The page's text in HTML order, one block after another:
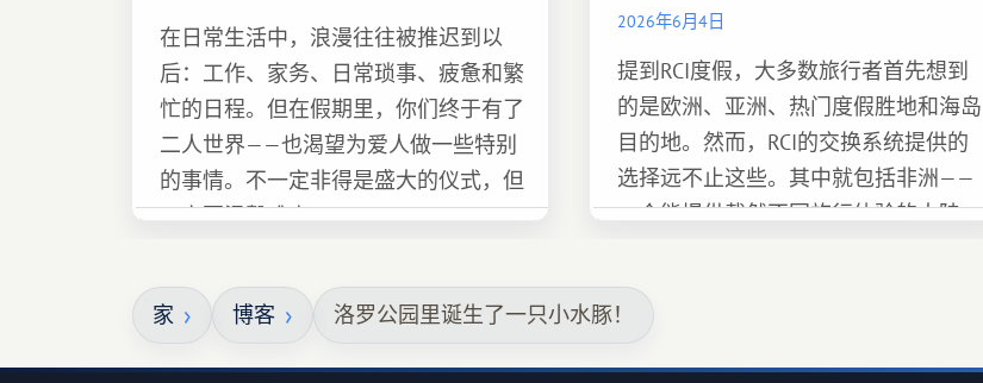
在日常生活中，浪漫往往被推迟到以
后：工作、家务、日常琐事、疲惫和繁
忙的日程。但在假期里，你们终于有了
二人世界——也渴望为爱人做一些特别
的事情。不一定非得是盛大的仪式，但
一定要温馨难忘 :)
2026年6月4日
提到RCI度假，大多数旅行者首先想到
的是欧洲、亚洲、热门度假胜地和海岛
目的地。然而，RCI的交换系统提供的
选择远不止这些。其中就包括非洲——
一个能提供截然不同旅行体验的大陆。
家 博客 洛罗公园里诞生了一只小水豚！